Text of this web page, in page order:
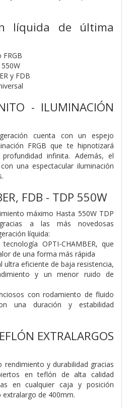
líquida de última
y FDB
- ILUMINACIÓN
cuenta con un espejo
FRGB que te hipnotizará
infinita. Además, el
una espectacular iluminación
FDB - TDP 550W
máximo Hasta 550W TDP
a las más novedosas
líquida:
OPTI-CHAMBER, que
de una forma más rápida
ultra eficiente de baja resistencia,
y un menor ruido de
con rodamiento de fluido
una duración y estabilidad
EXTRALARGOS
rendimiento y durabilidad gracias
en teflón de alta calidad
en cualquier caja y posición
extralargo de 400mm.